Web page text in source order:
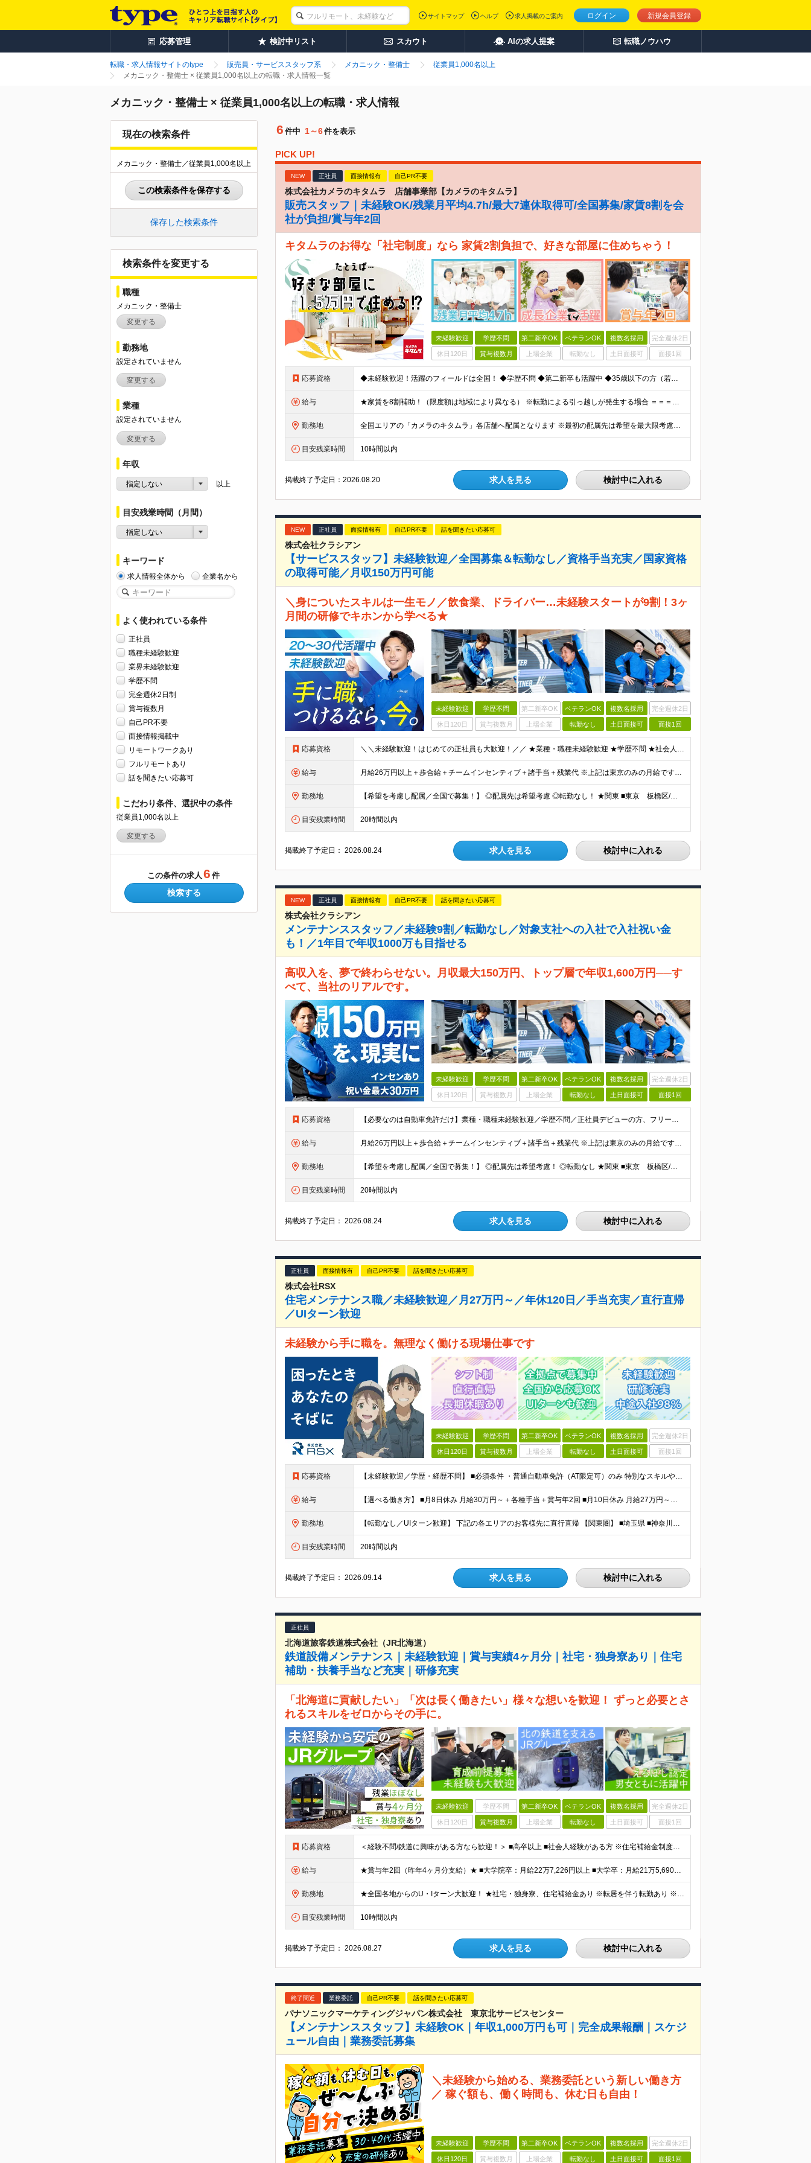
ログイン 新規会員登録
サイトマップ ヘルプ 求人掲載のご案内
応募管理 検討中リスト スカウト AIの求人提案 転職ノウハウ
転職・求人情報サイトのtype 販売員・サービススタッフ系 メカニック・整備士
従業員1,000名以上
メカニック・整備士 × 従業員1,000名以上の転職・求人情報一覧
メカニック・整備士 × 従業員1,000名以上の転職・求人情報
現在の検索条件
メカニック・整備士／従業員1,000名以上
この検索条件を保存する
保存した検索条件
検索条件を変更する
職種
メカニック・整備士
変更する
勤務地
設定されていません
変更する
業種
設定されていません
変更する
年収
指定しない 以上
目安残業時間（月間）
指定しない
キーワード
求人情報全体から 企業名から
よく使われている条件
正社員
職種未経験歓迎
業界未経験歓迎
学歴不問
完全週休2日制
賞与複数月
自己PR不要
面接情報掲載中
リモートワークあり
フルリモートあり
話を聞きたい応募可
こだわり条件、選択中の条件
従業員1,000名以上
変更する
この条件の求人 6 件
検索する
6 件中 1～6件を表示
PICK UP!
NEW 正社員 面接情報有 自己PR不要
株式会社カメラのキタムラ 店舗事業部【カメラのキタムラ】
販売スタッフ｜未経験OK/残業月平均4.7h/最大7連休取得可/全国募集/家賃8割を会
社が負担/賞与年2回
キタムラのお得な「社宅制度」なら 家賃2割負担で、好きな部屋に住めちゃう！
未経験歓迎 学歴不問 第二新卒OK ベテランOK 複数名採用 完全週休2日
休日120日 賞与複数月 上場企業 転勤なし 土日面接可 面接1回
応募資格 ◆未経験歓迎！活躍のフィールドは全国！ ◆学歴不問 ◆第二新卒も活躍中 ◆35歳以下の方（若年層の長期キャリア形成を図るため）
給与 ★家賃を8割補助！（限度額は地域により異なる） ※転勤による引っ越しが発生する場合 ＝＝＝＝＝＝＝＝＝＝＝＝＝＝＝＝＝＝＝＝＝＝＝ 例えば、家賃7.5万円なら6万円は会社で負担。 あなたが支払うのは、
勤務地 全国エリアの「カメラのキタムラ」各店舗へ配属となります ※最初の配属先は希望を最大限考慮した上で決定します ▼詳しい勤務地住所は下記URLをご確認ください。 https://sss.kitamur
目安残業時間 10時間以内
掲載終了予定日：2026.08.20 求人を見る 検討中に入れる
NEW 正社員 面接情報有 自己PR不要 話を聞きたい応募可
株式会社クラシアン
【サービススタッフ】未経験歓迎／全国募集＆転勤なし／資格手当充実／国家資格
の取得可能／月収150万円可能
＼身についたスキルは一生モノ／飲食業、ドライバー…未経験スタートが9割！3ヶ
月間の研修でキホンから学べる★
未経験歓迎 学歴不問 第二新卒OK ベテランOK 複数名採用 完全週休2日
休日120日 賞与複数月 上場企業 転勤なし 土日面接可 面接1回
応募資格 ＼＼未経験歓迎！はじめての正社員も大歓迎！／／ ★業種・職種未経験歓迎 ★学歴不問 ★社会人デビュー・フリーターOK ＜応募条件＞ ■普通自動車免許（AT限定可） ＊1人1台、社用車を貸与します。
給与 月給26万円以上＋歩合給＋チームインセンティブ＋諸手当＋残業代 ※上記は東京のみの月給です。 ┗その他エリアは、月給22万円以上となります。 ※経験・スキルを考慮の上、弊社規程により優遇いたします。
勤務地 【希望を考慮し配属／全国で募集！】 ◎配属先は希望考慮 ◎転勤なし！ ★関東 ■東京 板橋区/世⽥⾕区/練⾺区/⾜⽴区/⼤⽥区/江⼾川区/多摩市 ■千葉 千葉市/船橋市/柏市 ■神奈川 横浜市/厚⽊
目安残業時間 20時間以内
掲載終了予定日：2026.08.24 求人を見る 検討中に入れる
NEW 正社員 面接情報有 自己PR不要 話を聞きたい応募可
株式会社クラシアン
メンテナンススタッフ／未経験9割／転勤なし／対象支社への入社で入社祝い金
も！／1年目で年収1000万も目指せる
高収入を、夢で終わらせない。月収最大150万円、トップ層で年収1,600万円──す
べて、当社のリアルです。
未経験歓迎 学歴不問 第二新卒OK ベテランOK 複数名採用 完全週休2日
休日120日 賞与複数月 上場企業 転勤なし 土日面接可 面接1回
応募資格 【必要なのは自動車免許だけ】業種・職種未経験歓迎／学歴不問／正社員デビューの方、フリーターの方もOK！ ＜応募条件＞ ■普通自動車免許（AT限定可） ＊1人1台、社用車を貸与します。 ＊「運転に自信
給与 月給26万円以上＋歩合給＋チームインセンティブ＋諸手当＋残業代 ※上記は東京のみの月給です。 ┗その他エリアは、月給22万円以上となります。 ※経験・スキルを考慮の上、弊社規程により優遇いたします。
勤務地 【希望を考慮し配属／全国で募集！】 ◎配属先は希望考慮！ ◎転勤なし ★関東 ■東京 板橋区/世⽥⾕区/練⾺区/⾜⽴区/⼤⽥区/江⼾川区/多摩市 ■千葉 千葉市/船橋市/柏市 ■神奈川 横浜市/厚⽊
目安残業時間 20時間以内
掲載終了予定日：2026.08.24 求人を見る 検討中に入れる
正社員 面接情報有 自己PR不要 話を聞きたい応募可
株式会社RSX
住宅メンテナンス職／未経験歓迎／月27万円～／年休120日／手当充実／直行直帰
／UIターン歓迎
未経験から手に職を。無理なく働ける現場仕事です
未経験歓迎 学歴不問 第二新卒OK ベテランOK 複数名採用 完全週休2日
休日120日 賞与複数月 上場企業 転勤なし 土日面接可 面接1回
応募資格 【未経験歓迎／学歴・経歴不問】 ■必須条件 ・普通自動車免許（AT限定可）のみ 特別なスキルや経験は一切不要。 実際に、社員の9割以上が未経験スタートです。 「工具を触ったことがない」 「現場仕
給与 【選べる働き方】 ■月8日休み 月給30万円～＋各種手当＋賞与年2回 ■月10日休み 月給27万円～＋各種手当＋賞与年2回 ※経験・能力を考慮の上、決定します ※上記にはみなし残業手当を含み、超過
勤務地 【転勤なし／UIターン歓迎】 下記の各エリアのお客様先に直行直帰 【関東圏】 ■埼玉県 ■神奈川県 ■東京都 ■千葉県 【関西圏】 ■大阪府 ■兵庫県 ★勤務地は希望を考慮します。 基本は直行
目安残業時間 20時間以内
掲載終了予定日：2026.09.14 求人を見る 検討中に入れる
正社員
北海道旅客鉄道株式会社（JR北海道）
鉄道設備メンテナンス｜未経験歓迎｜賞与実績4ヶ月分｜社宅・独身寮あり｜住宅
補助・扶養手当など充実｜研修充実
「北海道に貢献したい」「次は長く働きたい」様々な想いを歓迎！ ずっと必要とさ
れるスキルをゼロからその手に。
未経験歓迎 学歴不問 第二新卒OK ベテランOK 複数名採用 完全週休2日
休日120日 賞与複数月 上場企業 転勤なし 土日面接可 面接1回
応募資格 ＜経験不問/鉄道に興味がある方なら歓迎！＞ ■高卒以上 ■社会人経験がある方 ※住宅補給金制度あり ※業種・職種未経験歓迎 ※第二新卒歓迎 ※社会人経験10年以上歓迎
給与 ★賞与年2回（昨年4ヶ月分支給）★ ■大学院卒：月給22万7,226円以上 ■大学卒：月給21万5,690円以上 ■高専卒：月給20万6,317円以上 ■高卒以上：月給19万8,489円以上 ※上記
勤務地 ★全国各地からのU・Iターン大歓迎！ ★社宅・独身寮、住宅補給金あり ※転居を伴う転勤あり ※希望者は社宅及び独身寮（30歳年度末まで）に入居可能 JR北海道が運営する北海道内各地の 運転所・工場・
目安残業時間 10時間以内
掲載終了予定日：2026.08.27 求人を見る 検討中に入れる
終了間近 業務委託 自己PR不要 話を聞きたい応募可
パナソニックマーケティングジャパン株式会社 東京北サービスセンター
【メンテナンススタッフ】未経験OK｜年収1,000万円も可｜完全成果報酬｜スケジ
ュール自由｜業務委託募集
＼未経験から始める、業務委託という新しい働き方
／ 稼ぐ額も、働く時間も、休む日も自由！
未経験歓迎 学歴不問 第二新卒OK ベテランOK 複数名採用 完全週休2日
休日120日 賞与複数月 上場企業 転勤なし 土日面接可 面接1回